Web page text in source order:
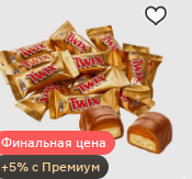
Финальная цена
+5% с Премиум